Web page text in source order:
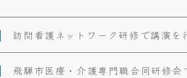
訪問看護ネットワーク研修で講演を
飛騨市医療・介護専門職合同研修会